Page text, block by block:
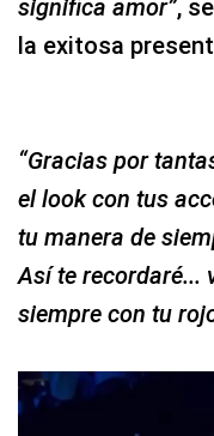
significa amor”,
la exitosa
“Gracias por
el look con tus
tu manera de
Así te recordaré...
siempre con tu